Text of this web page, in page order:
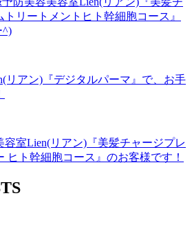
リートメントヒト幹細胞コース』
^)
リアン)『デジタルパーマ』で、お手
容室Lien(リアン)『美髪チャージプレ
ヒト幹細胞コース』のお客様です！